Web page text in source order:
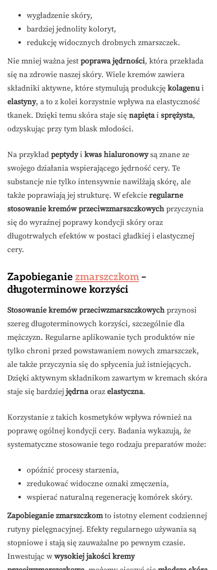
wygładzenie skóry,
bardziej jednolity koloryt,
redukcję widocznych drobnych zmarszczek.
Nie mniej ważna jest poprawa jędrności, która przekłada
się na zdrowie naszej skóry. Wiele kremów zawiera
składniki aktywne, które stymulują produkcję kolagenui
elastyny, a to z kolei korzystnie wpływa na elastyczność
tkanek. Dzięki temu skóra staje się napiętai sprężysta,
odzyskując przy tym blask młodości.
Na przykład peptydyi kwas hialuronowysą znane ze
swojego działania wspierającego jędrność cery. Te
substancje nie tylko intensywnie nawilżają skórę, ale
także poprawiają jej strukturę. W efekcie regularne
stosowanie kremów przeciwzmarszczkowych przyczynia
się do wyraźnej poprawy kondycji skóry oraz
długotrwałych efektów w postaci gładkiej i elastycznej
cery.
Zapobieganie zmarszczkom –
długoterminowe korzyści
Stosowanie kremów przeciwzmarszczkowych przynosi
szereg długoterminowych korzyści, szczególnie dla
mężczyzn. Regularne aplikowanie tych produktów nie
tylko chroni przed powstawaniem nowych zmarszczek,
ale także przyczynia się do spłycenia już istniejących.
Dzięki aktywnym składnikom zawartym w kremach skóra
staje się bardziej jędrnaoraz elastyczna.
Korzystanie z takich kosmetyków wpływa również na
poprawę ogólnej kondycji cery. Badania wykazują, że
systematyczne stosowanie tego rodzaju preparatów może:
opóźnić procesy starzenia,
zredukować widoczne oznaki zmęczenia,
wspierać naturalną regenerację komórek skóry.
Zapobieganie zmarszczkomto istotny element codziennej
rutyny pielęgnacyjnej. Efekty regularnego używania są
stopniowe i stają się zauważalne po pewnym czasie.
Inwestując w wysokiej jakości kremy